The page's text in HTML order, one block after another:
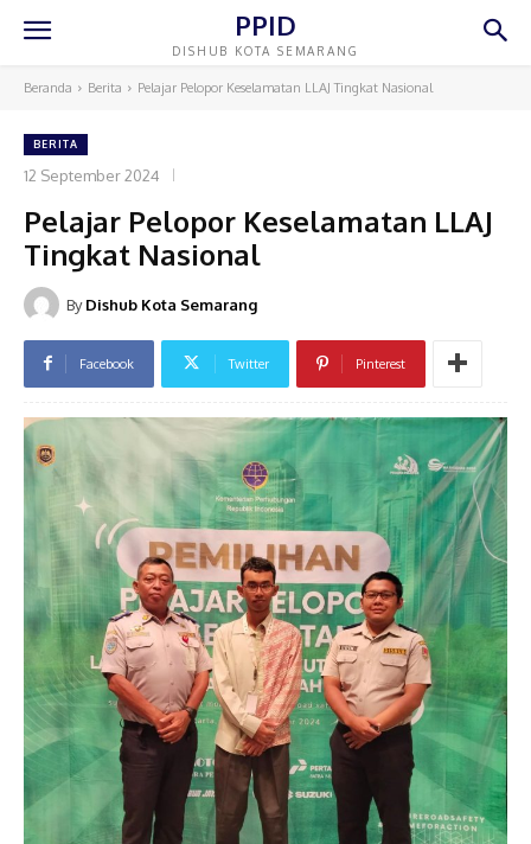
PPID
DISHUB KOTA SEMARANG
Beranda Berita Pelajar Pelopor Keselamatan LLAJ Tingkat Nasional
BERITA
12 September 2024
Pelajar Pelopor Keselamatan LLAJ
Tingkat Nasional
By Dishub Kota Semarang
Facebook Twitter Pinterest